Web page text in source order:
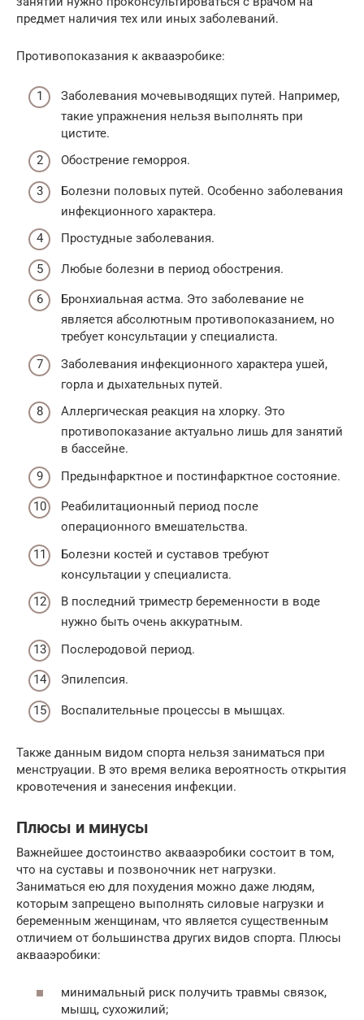
предмет наличия тех или иных заболеваний.
Противопоказания к аквааэробике:
Заболевания мочевыводящих путей. Например,
такие упражнения нельзя выполнять при
цистите.
Обострение геморроя.
Болезни половых путей. Особенно заболевания
инфекционного характера.
Простудные заболевания.
Любые болезни в период обострения.
Бронхиальная астма. Это заболевание не
является абсолютным противопоказанием, но
требует консультации у специалиста.
Заболевания инфекционного характера ушей,
горла и дыхательных путей.
Аллергическая реакция на хлорку. Это
противопоказание актуально лишь для занятий
в бассейне.
Предынфарктное и постинфарктное состояние.
Реабилитационный период после
операционного вмешательства.
Болезни костей и суставов требуют
консультации у специалиста.
В последний триместр беременности в воде
нужно быть очень аккуратным.
Послеродовой период.
Эпилепсия.
Воспалительные процессы в мышцах.
Также данным видом спорта нельзя заниматься при
менструации. В это время велика вероятность открытия
кровотечения и занесения инфекции.
Плюсы и минусы
Важнейшее достоинство аквааэробики состоит в том,
что на суставы и позвоночник нет нагрузки.
Заниматься ею для похудения можно даже людям,
которым запрещено выполнять силовые нагрузки и
беременным женщинам, что является существенным
отличием от большинства других видов спорта. Плюсы
аквааэробики:
минимальный риск получить травмы связок,
мышц, сухожилий;